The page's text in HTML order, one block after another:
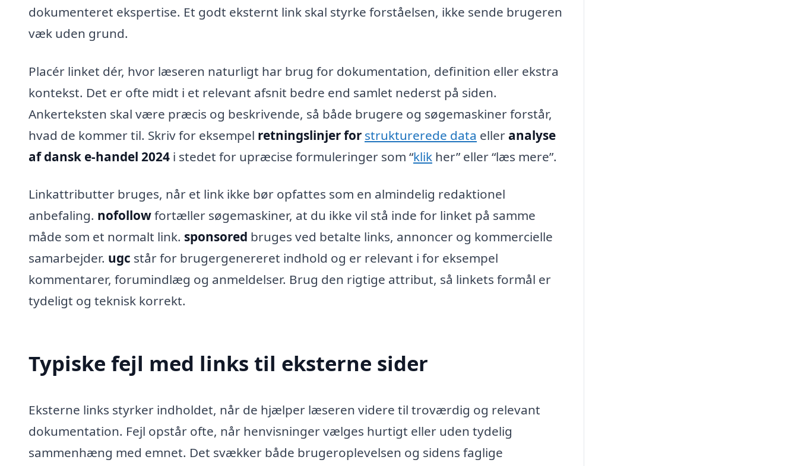
dokumenteret ekspertise. Et godt eksternt link skal styrke forståelsen, ikke sende brugeren
væk uden grund.
Placér linket dér, hvor læseren naturligt har brug for dokumentation, definition eller ekstra
kontekst. Det er ofte midt i et relevant afsnit bedre end samlet nederst på siden.
Ankerteksten skal være præcis og beskrivende, så både brugere og søgemaskiner forstår,
hvad de kommer til. Skriv for eksempel retningslinjer for strukturerede data eller analyse
af dansk e-handel 2024 i stedet for upræcise formuleringer som “klik her” eller “læs mere”.
Linkattributter bruges, når et link ikke bør opfattes som en almindelig redaktionel
anbefaling. nofollowfortæller søgemaskiner, at du ikke vil stå inde for linket på samme
måde som et normalt link. sponsored bruges ved betalte links, annoncer og kommercielle
samarbejder. ugc står for brugergenereret indhold og er relevant i for eksempel
kommentarer, forumindlæg og anmeldelser. Brug den rigtige attribut, så linkets formål er
tydeligt og teknisk korrekt.
Typiske fejl med links til eksterne sider
Eksterne links styrker indholdet, når de hjælper læseren videre til troværdig og relevant
dokumentation. Fejl opstår ofte, når henvisninger vælges hurtigt eller uden tydelig
sammenhæng med emnet. Det svækker både brugeroplevelsen og sidens faglige